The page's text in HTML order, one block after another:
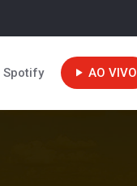
Spotify AO VIVO